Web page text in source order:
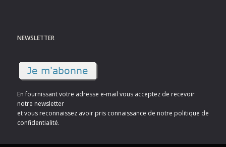
NEWSLETTER
En fournissant votre adresse e-mail vous acceptez de recevoir
notre newsletter
et vous reconnaissez avoir pris connaissance de notre politique de
confidentialité.